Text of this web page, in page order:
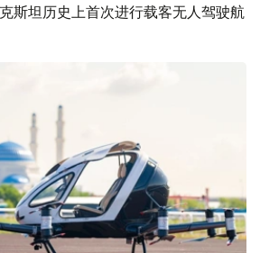
斯坦历史上首次进行载客无人驾驶航